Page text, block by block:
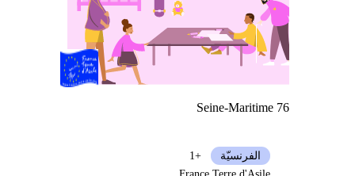
Seine-Maritime 76
الفرنسيّة
+1